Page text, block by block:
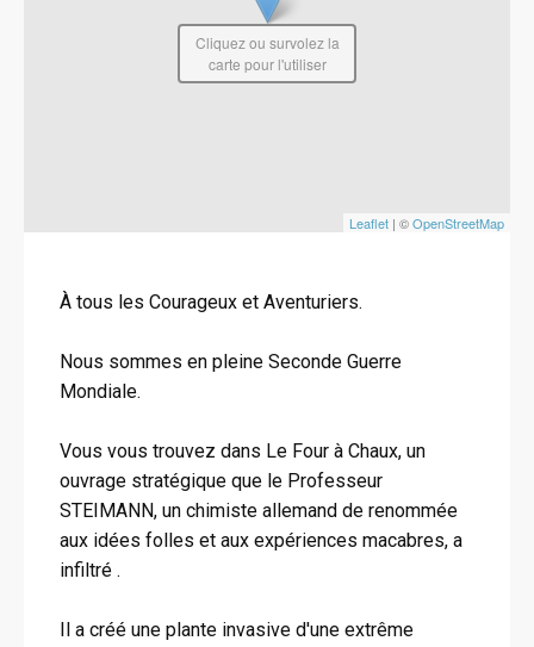
Leaflet | ©OpenStreetMap
Cliquez ou survolez la
carte pour l'utiliser
À tous les Courageux et Aventuriers.
Nous sommes en pleine Seconde Guerre
Mondiale.
Vous vous trouvez dans Le Four à Chaux, un
ouvrage stratégique que le Professeur
STEIMANN, un chimiste allemand de renommée
aux idées folles et aux expériences macabres, a
infiltré .
Il a créé une plante invasive d'une extrême